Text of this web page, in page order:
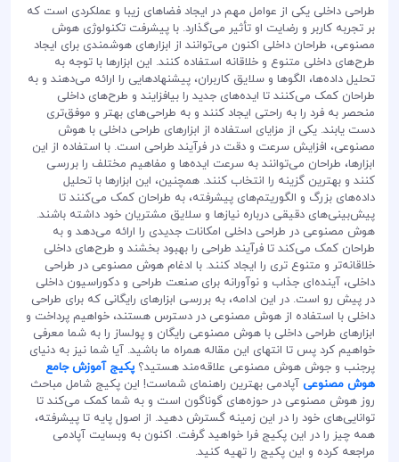
طراحی داخلی یکی از عوامل مهم در ایجاد فضاهای زیبا و عملکردی است که
بر تجربه کاربر و رضایت او تأثیر می‌گذارد. با پیشرفت تکنولوژی هوش
مصنوعی، طراحان داخلی اکنون می‌توانند از ابزارهای هوشمندی برای ایجاد
طرح‌های داخلی متنوع و خلاقانه استفاده کنند. این ابزارها با توجه به
تحلیل داده‌ها، الگوها و سلایق کاربران، پیشنهادهایی را ارائه می‌دهند و به
طراحان کمک می‌کنند تا ایده‌های جدید را بیافزایند و طرح‌های داخلی
منحصر به فرد را به راحتی ایجاد کنند و به طراحی‌های بهتر و موفق‌تری
دست یابند. یکی از مزایای استفاده از ابزارهای طراحی داخلی با هوش
مصنوعی، افزایش سرعت و دقت در فرآیند طراحی است. با استفاده از این
ابزارها، طراحان می‌توانند به سرعت ایده‌ها و مفاهیم مختلف را بررسی
کنند و بهترین گزینه را انتخاب کنند. همچنین، این ابزارها با تحلیل
داده‌های بزرگ و الگوریتم‌های پیشرفته، به طراحان کمک می‌کنند تا
پیش‌بینی‌های دقیقی درباره نیازها و سلایق مشتریان خود داشته باشند.
هوش مصنوعی در طراحی داخلی امکانات جدیدی را ارائه می‌دهد و به
طراحان کمک می‌کند تا فرآیند طراحی را بهبود بخشند و طرح‌های داخلی
خلاقانه‌تر و متنوع تری را ایجاد کنند. با ادغام هوش مصنوعی در طراحی
داخلی، آینده‌ای جذاب و نوآورانه برای صنعت طراحی و دکوراسیون داخلی
در پیش رو است. در این ادامه، به بررسی ابزارهای رایگانی که برای طراحی
داخلی با استفاده از هوش مصنوعی در دسترس هستند، خواهیم پرداخت و
ابزارهای طراحی داخلی با هوش مصنوعی رایگان و پولساز را به شما معرفی
خواهیم کرد پس تا انتهای این مقاله همراه ما باشید. آیا شما نیز به دنیای
پرجنب و جوش هوش مصنوعی علاقه‌مند هستید؟پکیج آموزش جامع
هوش مصنوعیآپادمی بهترین راهنمای شماست! این پکیج شامل مباحث
روز هوش مصنوعی در حوزه‌های گوناگون است و به شما کمک می‌کند تا
توانایی‌های خود را در این زمینه گسترش دهید. از اصول پایه تا پیشرفته،
همه چیز را در این پکیج فرا خواهید گرفت. اکنون به وبسایت آپادمی
مراجعه کرده و این پکیج را تهیه کنید.